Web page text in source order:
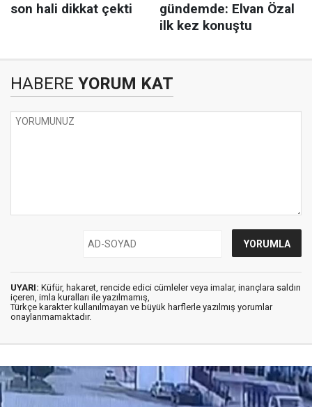
HABERE YORUM KAT
UYARI: Küfür, hakaret, rencide edici cümleler veya imalar, inançlara saldırı
içeren, imla kuralları ile yazılmamış,
Türkçe karakter kullanılmayan ve büyük harflerle yazılmış yorumlar
onaylanmamaktadır.